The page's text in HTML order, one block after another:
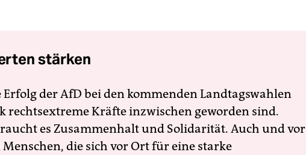
stärken
der AfD bei den kommenden Landtagswahlen
rechtsextreme Kräfte inzwischen geworden sind.
es Zusammenhalt und Solidarität. Auch und vor
die sich vor Ort für eine starke